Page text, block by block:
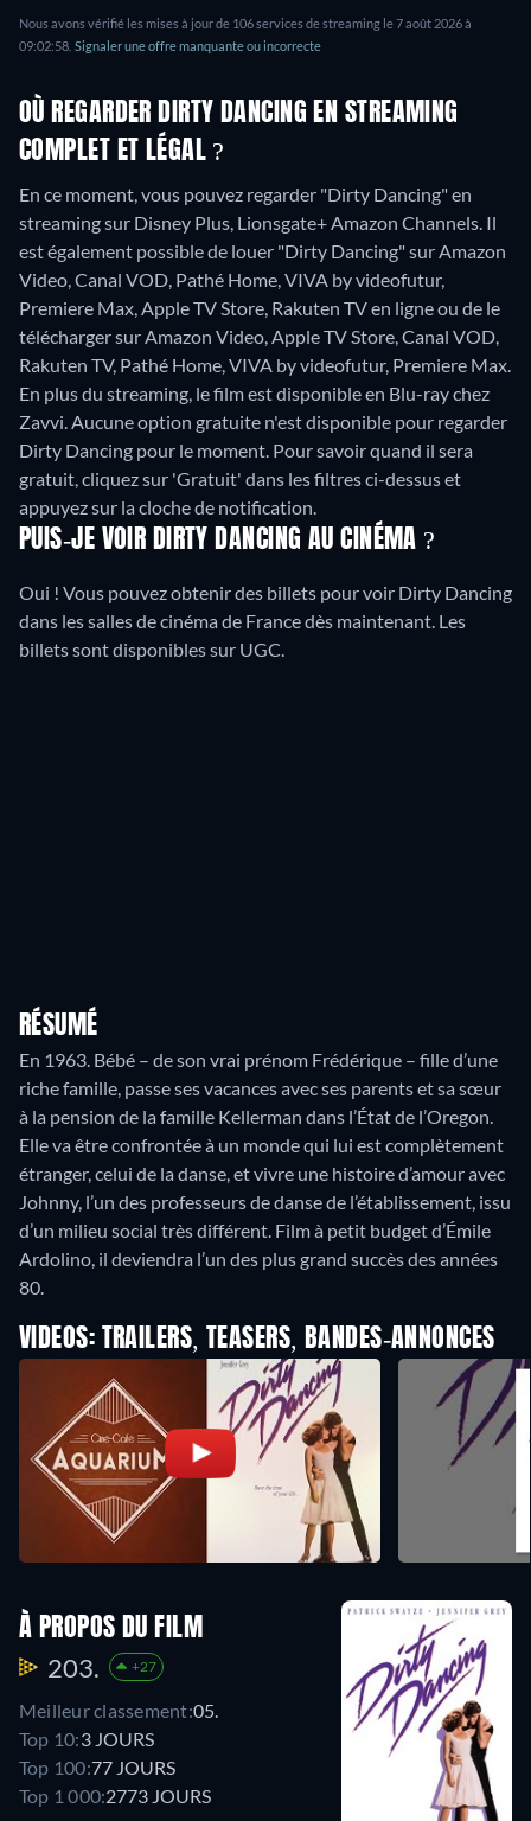
Nous avons vérifié les mises à jour de 106services de streaming le7 août 2026à
09:02:58 Signaler une offre manquante ou incorrecte
OÙ REGARDER DIRTY DANCING EN STREAMING
COMPLET ET LÉGAL ?
En ce moment, vous pouvez regarder "Dirty Dancing" en
streaming sur Disney Plus, Lionsgate+ Amazon Channels. Il
est également possible de louer "Dirty Dancing" sur Amazon
Video, Canal VOD, Pathé Home, VIVA by videofutur,
Premiere Max, Apple TV Store, Rakuten TV en ligne ou de le
télécharger sur Amazon Video, Apple TV Store, Canal VOD,
Rakuten TV, Pathé Home, VIVA by videofutur, Premiere Max.
En plus du streaming, le film est disponible en Blu-ray chez
Zavvi.Aucune option gratuite n'est disponible pour regarder
Dirty Dancing pour le moment. Pour savoir quand il sera
gratuit, cliquez sur 'Gratuit' dans les filtres ci-dessus et
appuyez sur la cloche de notification.
PUIS-JE VOIR DIRTY DANCING AU CINÉMA ?
Oui ! Vous pouvez obtenir des billets pour voir Dirty Dancing
dans les salles de cinéma de France dès maintenant. Les
billets sont disponibles sur UGC.
RÉSUMÉ
En 1963. Bébé – de son vrai prénom Frédérique – fille d’une
riche famille, passe ses vacances avec ses parents et sa sœur
à la pension de la famille Kellerman dans l’État de l’Oregon.
Elle va être confrontée à un monde qui lui est complètement
étranger, celui de la danse, et vivre une histoire d’amour avec
Johnny, l’un des professeurs de danse de l’établissement, issu
d’un milieu social très différent. Film à petit budget d’Émile
Ardolino, il deviendra l’un des plus grand succès des années
80.
VIDEOS: TRAILERS, TEASERS, BANDES-ANNONCES
À PROPOS DU FILM
203. +27
Meilleur classement:05.
Top 10:3 JOURS
Top 100:77 JOURS
Top 1 000:2773 JOURS